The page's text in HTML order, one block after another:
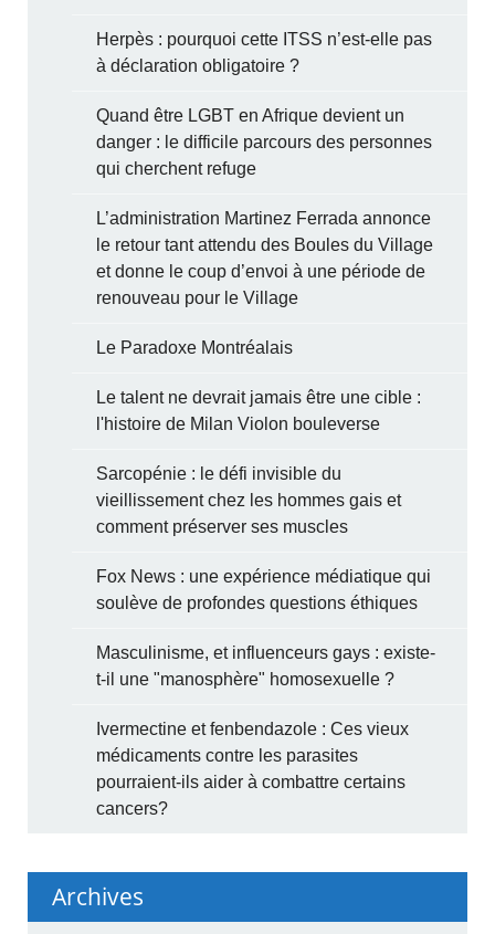
Herpès : pourquoi cette ITSS n’est-elle pas
à déclaration obligatoire ?
Quand être LGBT en Afrique devient un
danger : le difficile parcours des personnes
qui cherchent refuge
L’administration Martinez Ferrada annonce
le retour tant attendu des Boules du Village
et donne le coup d’envoi à une période de
renouveau pour le Village
Le Paradoxe Montréalais
Le talent ne devrait jamais être une cible :
l'histoire de Milan Violon bouleverse
Sarcopénie : le défi invisible du
vieillissement chez les hommes gais et
comment préserver ses muscles
Fox News : une expérience médiatique qui
soulève de profondes questions éthiques
Masculinisme, et influenceurs gays : existe-
t-il une "manosphère" homosexuelle ?
Ivermectine et fenbendazole : Ces vieux
médicaments contre les parasites
pourraient-ils aider à combattre certains
cancers?
Archives